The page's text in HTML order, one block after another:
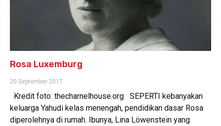
Rosa Luxemburg
20 September 2017
Kredit foto: thecharnelhouse.org SEPERTI kebanyakan
keluarga Yahudi kelas menengah, pendidikan dasar Rosa
diperolehnya di rumah. Ibunya, Lina Löwenstein yang